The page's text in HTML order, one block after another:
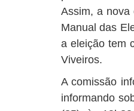
Assim, a nova
Manual das
a eleição tem
Viveiros.
A comissão
informando